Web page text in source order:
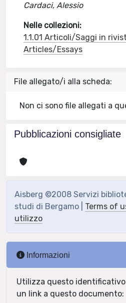
Cardaci, Alessio
Nelle collezioni:
1.1.01 Articoli/Saggi in
Articles/Essays
File allegato/i alla scheda:
Non ci sono file allegati a
Pubblicazioni consigliate
Aisberg ©2008 Servizi
studi di Bergamo | Terms of
utilizzo
Informazioni
Utilizza questo
un link a questo documento: